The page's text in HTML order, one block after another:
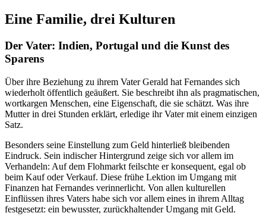
Eine Familie, drei Kulturen
Der Vater: Indien, Portugal und die Kunst des
Sparens
Über ihre Beziehung zu ihrem Vater Gerald hat Fernandes sich
wiederholt öffentlich geäußert. Sie beschreibt ihn als pragmatischen,
wortkargen Menschen, eine Eigenschaft, die sie schätzt. Was ihre
Mutter in drei Stunden erklärt, erledige ihr Vater mit einem einzigen
Satz.
Besonders seine Einstellung zum Geld hinterließ bleibenden
Eindruck. Sein indischer Hintergrund zeige sich vor allem im
Verhandeln: Auf dem Flohmarkt feilschte er konsequent, egal ob
beim Kauf oder Verkauf. Diese frühe Lektion im Umgang mit
Finanzen hat Fernandes verinnerlicht. Von allen kulturellen
Einflüssen ihres Vaters habe sich vor allem eines in ihrem Alltag
festgesetzt: ein bewusster, zurückhaltender Umgang mit Geld.